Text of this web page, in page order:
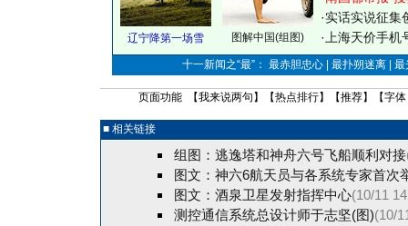
辽宁降第一场雪 图解中国(组图)
·实话实说征集
· 上海天价手
十一新闻之“最”： 最赤胆忠心 | 最扑朔迷离 |
页面功能 【我来说两句 】【热点排行】【推荐】【字体
■ 相关链接
组图：逃逸塔和神舟六号飞船顺利对接
图文：神六6航天员与各系统专家首次
图文：酒泉卫星发射指挥中心(10/11
测控通信系统总设计师于志坚(图)(10/